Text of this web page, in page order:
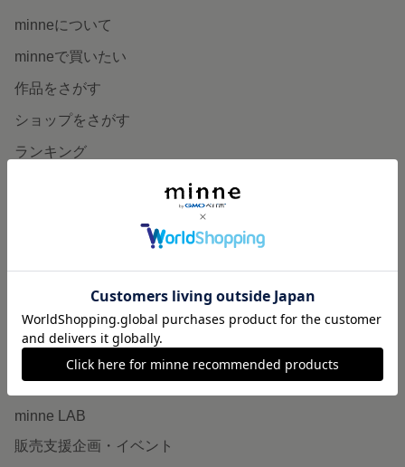
minneについて
minneで買いたい
作品をさがす
ショップをさがす
ランキング
ヴィンテージ販売
ダウンロード販売
minne LAB
販売支援企画・イベント